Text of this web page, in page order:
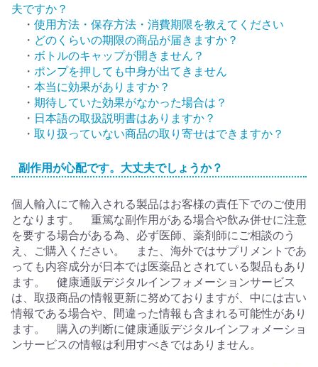
夫ですか？
・ 使用方法・保存方法・消費期限を教えてください
・ どのくらいの期限の商品が届きますか？
・ ボトルのキャップが開きません？
・ ポンプを押しても中身が出てきません
・ 本当に効果がありますか？
・ 期待していた効果がなかった場合は？
・ 日本語の取扱説明書はありますか？
・ 取り扱っていない商品の取り寄せはできますか？
副作用が心配です。大丈夫でしょうか？
個人輸入にて輸入される製品はお客様の責任下でのご使用
となります。 重篤な副作用がある場合や飲み併せに注意
を要する場合がある為、必ず医師、薬剤師にご相談のう
え、ご購入ください。 また、海外ではサプリメントであ
っても内容成分が日本では医薬品とされている製品もあり
ます。 健康通販デジタルインフォメーションサービス
は、取扱商品の情報更新に努めておりますが、中には古い
情報である場合や、間違った情報も含まれる可能性があり
ます。 購入の判断に健康通販デジタルインフォメーショ
ンサービスの情報は利用すべきではありません。